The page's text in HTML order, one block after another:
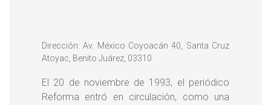
Dirección: Av. México Coyoacán 40, Santa Cruz
Atoyac, Benito Juárez, 03310
El 20 de noviembre de 1993, el periódico
Reforma entró en circulación, como una